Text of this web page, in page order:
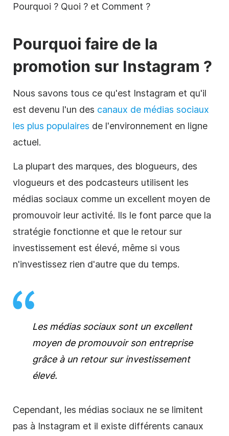
Pourquoi ? Quoi ? et Comment ?
Pourquoi faire de la
promotion sur Instagram ?
Nous savons tous ce qu'est Instagram et qu'il
est devenu l'un des canaux de médias sociaux
les plus populaires de l'environnement en ligne
actuel.
La plupart des marques, des blogueurs, des
vlogueurs et des podcasteurs utilisent les
médias sociaux comme un excellent moyen de
promouvoir leur activité. Ils le font parce que la
stratégie fonctionne et que le retour sur
investissement est élevé, même si vous
n'investissez rien d'autre que du temps.
Les médias sociaux sont un excellent
moyen de promouvoir son entreprise
grâce à un retour sur investissement
élevé.
Cependant, les médias sociaux ne se limitent
pas à Instagram et il existe différents canaux